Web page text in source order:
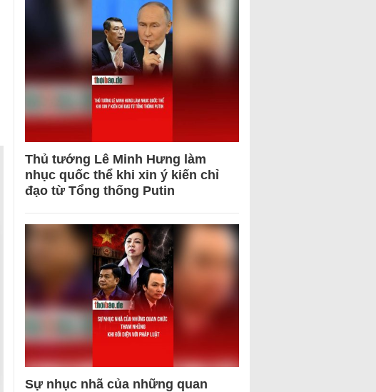
Thủ tướng Lê Minh Hưng làm
nhục quốc thể khi xin ý kiến chỉ
đạo từ Tổng thống Putin
Sự nhục nhã của những quan